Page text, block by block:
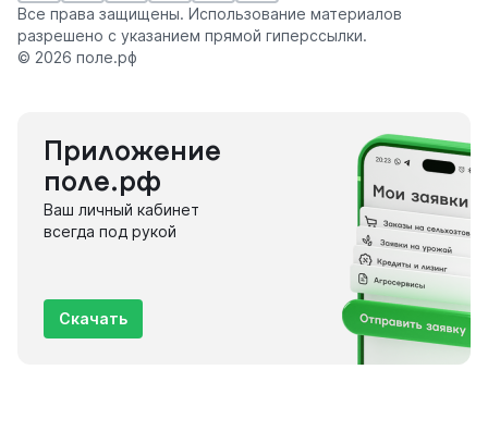
Все права защищены. Использование материалов
разрешено с указанием прямой гиперссылки.
© 2026 поле.рф
Приложение
поле.рф
Ваш личный кабинет
всегда под рукой
Скачать